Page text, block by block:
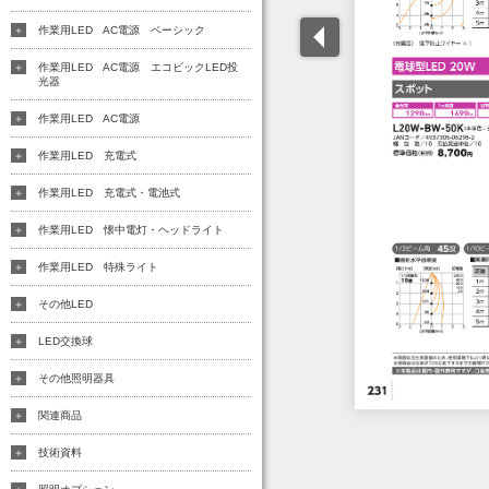
作業用LED AC電源 ベーシック
作業用LED AC電源 エコビックLED投
光器
作業用LED AC電源
作業用LED 充電式
作業用LED 充電式・電池式
作業用LED 懐中電灯・ヘッドライト
作業用LED 特殊ライト
その他LED
LED交換球
その他照明器具
関連商品
技術資料